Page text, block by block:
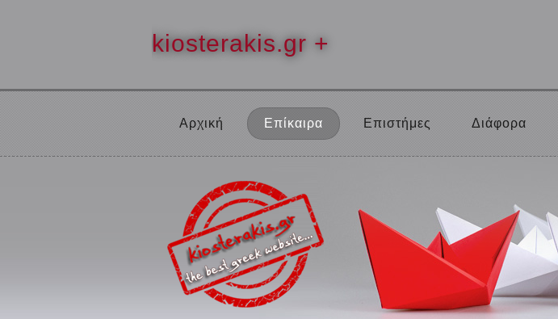
kiosterakis.gr +
Αρχική Επίκαιρα Επιστήμες Διάφορα